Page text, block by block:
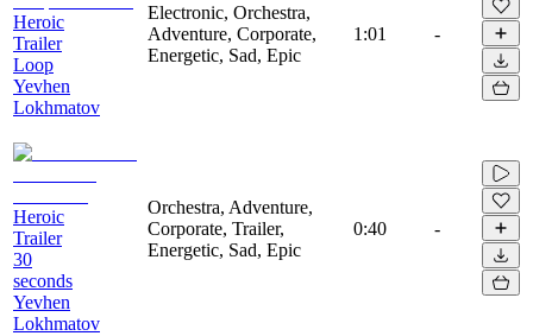
Heroic
Trailer
Loop
Yevhen
Lokhmatov
Electronic, Orchestra,
Adventure, Corporate,
Energetic, Sad, Epic
1:01 -
Heroic
Trailer
30
seconds
Yevhen
Lokhmatov
Orchestra, Adventure,
Corporate, Trailer,
Energetic, Sad, Epic
0:40 -